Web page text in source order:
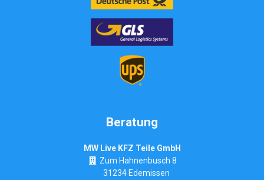
Beratung
MW Live KFZ Teile GmbH
Zum Hahnenbusch 8
31234 Edemissen